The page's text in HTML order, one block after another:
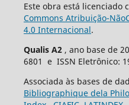
Este obra está licenciado
Commons Atribuição-
4.0 Internacional.
Qualis A2 , ano base de
6801 e ISSN Eletrônico:
Associada às bases de
Bibliographique dela